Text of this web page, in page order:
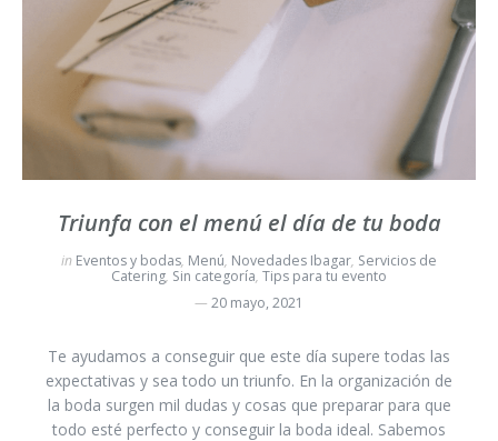
Triunfa con el menú el día de tu boda
in Eventos y bodas, Menú, Novedades Ibagar, Servicios de
Catering, Sin categoría, Tips para tu evento
20 mayo, 2021
Te ayudamos a conseguir que este día supere todas las
expectativas y sea todo un triunfo. En la organización de
la boda surgen mil dudas y cosas que preparar para que
todo esté perfecto y conseguir la boda ideal. Sabemos